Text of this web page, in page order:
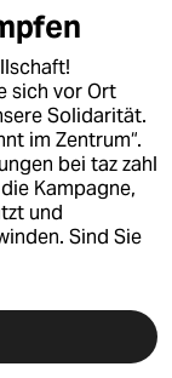
sich vor Ort
Solidarität.
im Zentrum“.
bei taz zahl
Kampagne,
und
Sind Sie